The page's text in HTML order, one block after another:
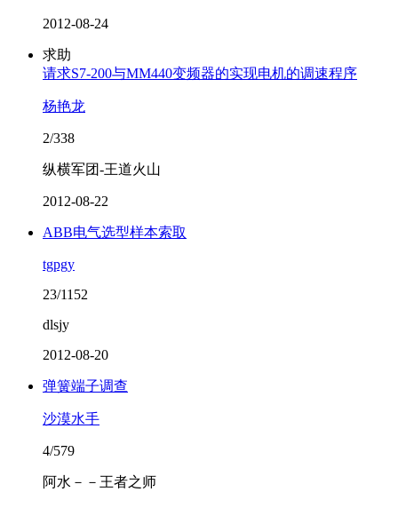
2012-08-24
求助
请求S7-200与MM440变频器的实现电机的调速程序
杨艳龙
2/338
纵横军团-王道火山
2012-08-22
ABB电气选型样本索取
tgpgy
23/1152
dlsjy
2012-08-20
弹簧端子调查
沙漠水手
4/579
阿水－－王者之师